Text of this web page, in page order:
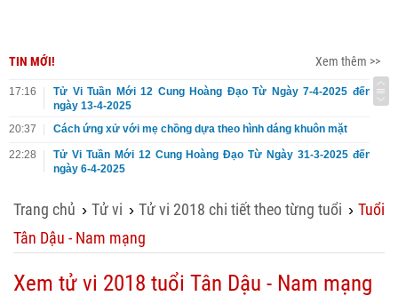
TIN MỚI! Xem thêm >>
17:16
Tử Vi Tuần Mới 12 Cung Hoàng Đạo Từ Ngày 7-4-2025 đến
ngày 13-4-2025
20:37
Cách ứng xử với mẹ chồng dựa theo hình dáng khuôn mặt
22:28
Tử Vi Tuần Mới 12 Cung Hoàng Đạo Từ Ngày 31-3-2025 đến
ngày 6-4-2025
Trang chủ › Tử vi › Tử vi 2018 chi tiết theo từng tuổi › Tuổi
Tân Dậu - Nam mạng
Xem tử vi 2018 tuổi Tân Dậu - Nam mạng